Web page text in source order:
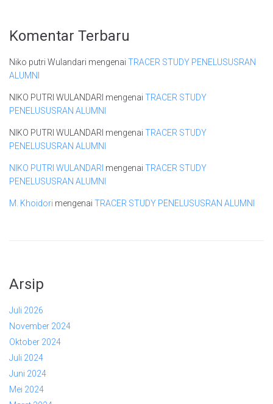
Komentar Terbaru
Niko putri Wulandari mengenai TRACER STUDY PENELUSUSRAN
ALUMNI
NIKO PUTRI WULANDARI mengenai TRACER STUDY
PENELUSUSRAN ALUMNI
NIKO PUTRI WULANDARI mengenai TRACER STUDY
PENELUSUSRAN ALUMNI
NIKO PUTRI WULANDARI mengenai TRACER STUDY
PENELUSUSRAN ALUMNI
M. Khoidori mengenai TRACER STUDY PENELUSUSRAN ALUMNI
Arsip
Juli 2026
November 2024
Oktober 2024
Juli 2024
Juni 2024
Mei 2024